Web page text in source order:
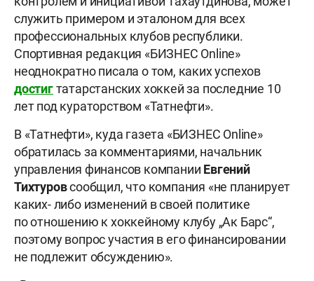
служить примером и эталоном для всех
профессиональных клубов республики.
Спортивная редакция «БИЗНЕС Online»
неоднократно писала о том, каких успехов
достигтатарстанских хоккей за последние 10
лет под кураторством «Татнефти».
В «Татнефти», куда газета «БИЗНЕС Online»
обратилась за комментариями, начальник
управления финансов компании Евгений
Тихтуровсообщил, что компания «не планирует
каких- либо изменений в своей политике
по отношению к хоккейному клубу „Ак Барс“,
поэтому вопрос участия в его финансировании
не подлежит обсуждению».